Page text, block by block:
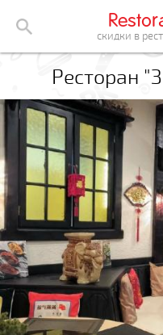
скидки в
Ресторан